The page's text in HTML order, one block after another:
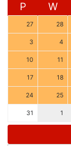
P W
27 28
3 4
10 11
17 18
24 25
31 1